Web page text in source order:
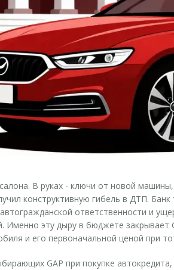
В руках - ключи от новой
конструктивную гибель в ДТП.
ответственности и
Именно эту дыру в бюджете закрывает
и его первоначальной ценой при
GAP при покупке